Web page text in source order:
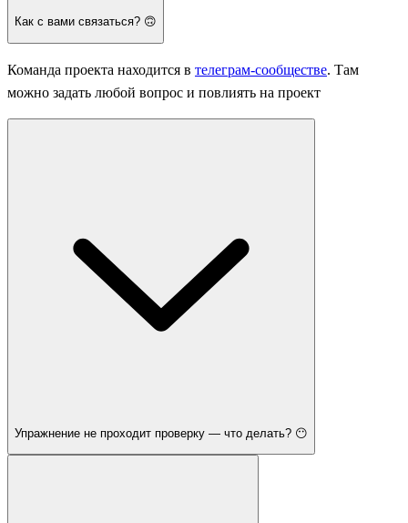
Как с вами связаться? 🙃
Команда проекта находится в телеграм-сообществе. Там
можно задать любой вопрос и повлиять на проект
Упражнение не проходит проверку — что делать? 😶